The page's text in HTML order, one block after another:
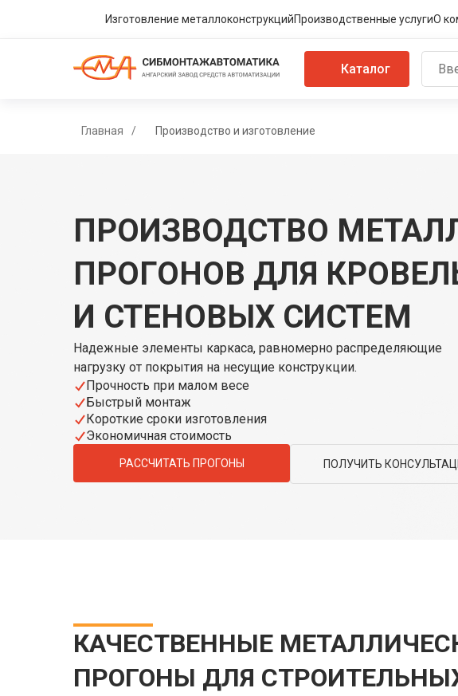
Изготовление металлоконструкцийПроизводственные услугиО
Каталог
Главная / Производство и изготовление
ПРОИЗВОДСТВО
ПРОГОНОВ ДЛЯ
И СТЕНОВЫХ СИСТЕМ
Надежные элементы каркаса, равномерно распределяющие
нагрузку от покрытия на несущие конструкции.
Прочность при малом весе
Быстрый монтаж
Короткие сроки изготовления
Экономичная стоимость
РАССЧИТАТЬ ПРОГОНЫ ПОЛУЧИТЬ
КАЧЕСТВЕННЫЕ
ПРОГОНЫ ДЛЯ